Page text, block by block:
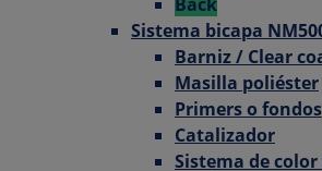
Back
Sistema bicapa
Barniz / Clear
Masilla poliéster
Primers o fondos
Catalizador
Sistema de color